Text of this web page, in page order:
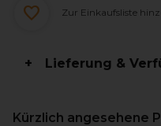
Zur Einkaufsliste
Lieferung &
Kürzlich angesehene